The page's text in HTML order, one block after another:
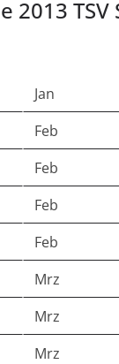
2013
Jan
Feb
Feb
Feb
Feb
Mrz
Mrz
Mrz